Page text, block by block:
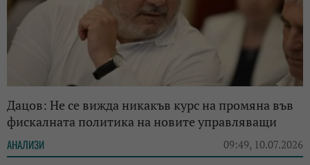
Дацов: Не се вижда никакъв курс на промяна във
фискалната политика на новите управляващи
АНАЛИЗИ 09:49, 10.07.2026